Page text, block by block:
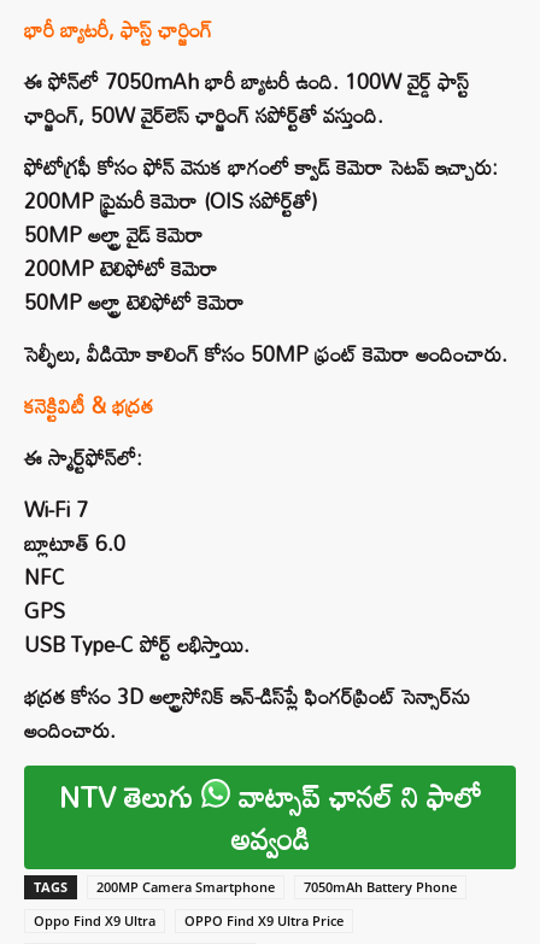
భారీ బ్యాటరీ, ఫాస్ట్ ఛార్జింగ్
ఈ ఫోన్‌లో 7050mAh భారీ బ్యాటరీ ఉంది. 100W వైర్డ్ ఫాస్ట్
ఛార్జింగ్, 50W వైర్‌లెస్ ఛార్జింగ్ సపోర్ట్‌తో వస్తుంది.
ఫోటోగ్రఫీ కోసం ఫోన్ వెనుక భాగంలో క్వాడ్ కెమెరా సెటప్ ఇచ్చారు:
200MP ప్రైమరీ కెమెరా (OIS సపోర్ట్‌తో)
50MP అల్ట్రా వైడ్ కెమెరా
200MP టెలిఫోటో కెమెరా
50MP అల్ట్రా టెలిఫోటో కెమెరా
సెల్ఫీలు, వీడియో కాలింగ్ కోసం 50MP ఫ్రంట్ కెమెరా అందించారు.
కనెక్టివిటీ & భద్రత
ఈ స్మార్ట్‌ఫోన్‌లో:
Wi-Fi 7
బ్లూటూత్ 6.0
NFC
GPS
USB Type-C పోర్ట్ లభిస్తాయి.
భద్రత కోసం 3D అల్ట్రాసోనిక్ ఇన్-డిస్‌ప్లే ఫింగర్‌ప్రింట్ సెన్సార్‌ను
అందించారు.
NTV తెలుగు వాట్సాప్ ఛానల్ ని ఫాలో
అవ్వండి
TAGS 200MP Camera Smartphone
7050mAh Battery Phone
Oppo Find X9 Ultra
OPPO Find X9 Ultra Price